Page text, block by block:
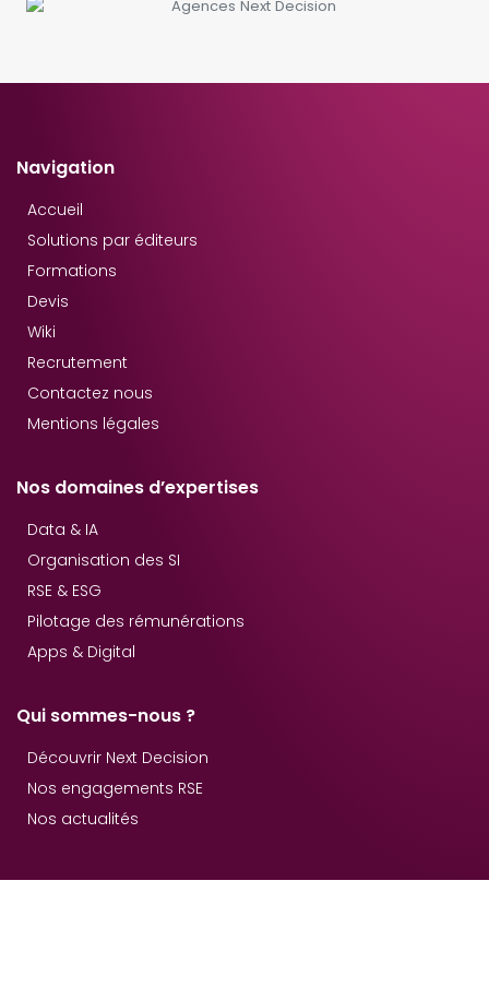
Navigation
Accueil
Solutions par éditeurs
Formations
Devis
Wiki
Recrutement
Contactez nous
Mentions légales
Nos domaines d’expertises
Data & IA
Organisation des SI
RSE & ESG
Pilotage des rémunérations
Apps & Digital
Qui sommes-nous ?
Découvrir Next Decision
Nos engagements RSE
Nos actualités